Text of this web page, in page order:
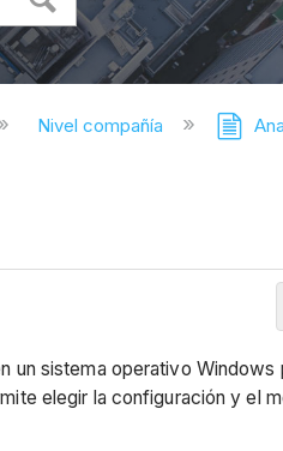
Nivel compañía
un sistema operativo Windows
elegir la configuración y el